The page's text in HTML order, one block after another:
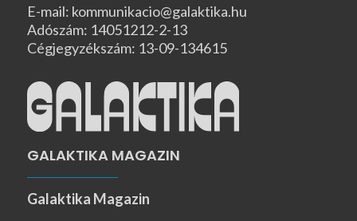
E-mail: kommunikacio@galaktika.hu
Adószám: 14051212-2-13
Cégjegyzékszám: 13-09-134615
GALAKTIKA MAGAZIN
Galaktika Magazin